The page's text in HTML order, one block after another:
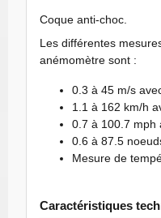
Coque anti-choc.
Les différentes
anémomètre sont :
0.3 à 45 m/s
1.1 à 162 km/h
0.7 à 100.7 mph
0.6 à 87.5
Mesure de
Caractéristiques